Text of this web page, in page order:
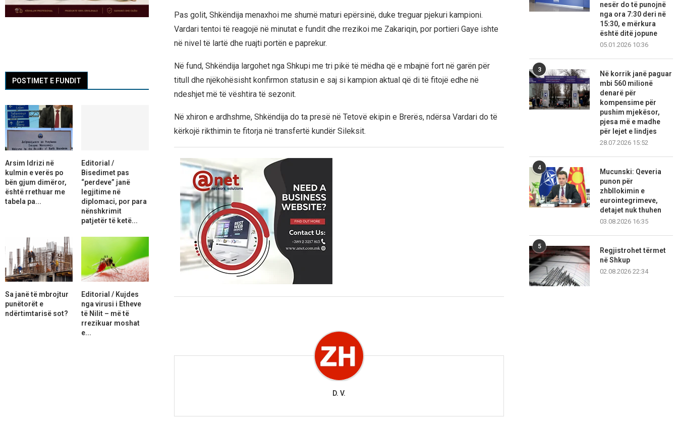
Pas golit, Shkëndija menaxhoi me shumë maturi epërsinë, duke treguar pjekuri kampioni.
Vardari tentoi të reagojë në minutat e fundit dhe rrezikoi me Zakariqin, por portieri Gaye ishte
në nivel të lartë dhe ruajti portën e paprekur.
Në fund, Shkëndija largohet nga Shkupi me tri pikë të mëdha që e mbajnë fort në garën për
titull dhe njëkohësisht konfirmon statusin e saj si kampion aktual që di të fitojë edhe në
ndeshjet më të vështira të sezonit.
Në xhiron e ardhshme, Shkëndija do ta presë në Tetovë ekipin e Brerës, ndërsa Vardari do të
kërkojë rikthimin te fitorja në transfertë kundër Sileksit.
D. V.
nesër do të punojnë
nga ora 7:30 deri në
15:30, e mërkura
është ditë jopune
05.01.2026 10:36
3
Në korrik janë paguar
mbi 560 milionë
denarë për
kompensime për
pushim mjekësor,
pjesa më e madhe
për lejet e lindjes
28.07.2026 15:52
4
Mucunski: Qeveria
punon për
zhbllokimin e
eurointegrimeve,
detajet nuk thuhen
03.08.2026 16:35
5
Regjistrohet tërmet
në Shkup
02.08.2026 22:34
POSTIMET E FUNDIT
Arsim Idrizi në
kulmin e verës po
bën gjum dimëror,
është rrethuar me
tabela pa...
Editorial /
Bisedimet pas
“perdeve” janë
legjitime në
diplomaci, por para
nënshkrimit
patjetër të ketë...
Sa janë të mbrojtur
punëtorët e
ndërtimtarisë sot?
Editorial / Kujdes
nga virusi i Etheve
të Nilit – më të
rrezikuar moshat
e...